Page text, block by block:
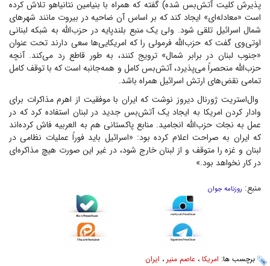
پذیرش کلیت آتش‌بس شده) گفته که همراه با بنیامین نتانیاهو تلاش کرده
است «معادله‌ای» ایجاد کند که بر اساس آن ضاحیه در بیروت مانند شهر‌های
شمال اسرائیل تلقی شود. ولی یک منبع بلندپایه در حزب‌الله به شبکه لبنانی
او‌تی‌وی گفت که حزب‌الله فرمولی را که امریکایی‌ها سعی دارند تحت عنوان
«جنوب لبنان در برابر شمال» ترویج کنند، به طور قاطع رد می‌کند. آنچه
حزب‌الله منحصراً می‌پذیرد، آتش‌بس کامل و همه‌جانبه است که با توقف کامل
تمامی نقض‌های ارتش اسرائیل همراه باشد.
وال‌استریت ژورنال دیروز نوشت که ایران با موفقیت از اهرم مذاکرات برای
وادار کردن امریکا به ایجاد یک آتش‌بس جدید در لبنان استفاده کرد که در
عمل به نجات حزب‌الله انجامید. منابع پاکستانی هم به العربیه فاش کرده‌اند
که ایران به صراحت اعلام کرده بود: «اسرائیل باید فوراً عملیات نظامی در
لبنان و غزه را متوقف و از لبنان خارج شود، در غیر این صورت هیچ مذاکره‌ای
در کار نخواهد بود.»
منبع: روزنامه جوان
برچسب ها: امریکا ، عاصم منیر ، ایران